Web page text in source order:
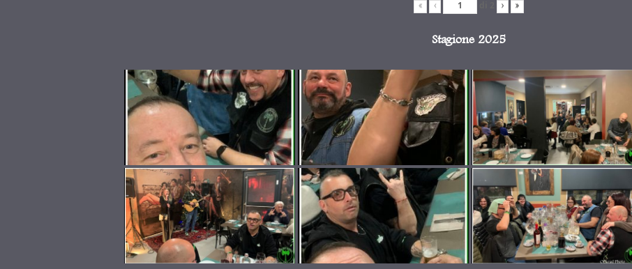
« ‹ › »
Stagione 2025